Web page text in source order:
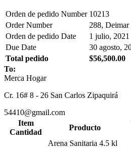
Orden de pedido Number 10213
Order Number
288, Deimar
Orden de pedido Date
1 julio, 2021
Due Date
30 agosto,
Total pedido
$56,500.00
To:
Merca Hogar
Cr. 16# 8 - 26 San Carlos Zipaquirá
54410@gmail.com
Item
Cantidad
Producto
Arena Sanitaria 4.5 kl